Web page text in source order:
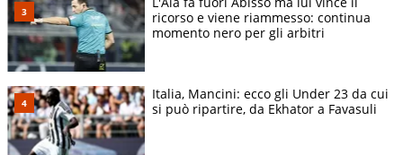
ricorso e viene riammesso: continua
momento nero per gli arbitri
Italia, Mancini: ecco gli Under 23 da cui
si può ripartire, da Ekhator a Favasuli